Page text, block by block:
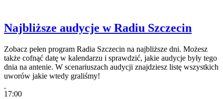
Najbliższe audycje w Radiu Szczecin
Zobacz pełen program Radia Szczecin na najbliższe dni. Możesz
także cofnąć datę w kalendarzu i sprawdzić, jakie audycje były tego
dnia na antenie. W scenariuszach audycji znajdziesz listę wszystkich
uworów jakie wtedy graliśmy!
17:00